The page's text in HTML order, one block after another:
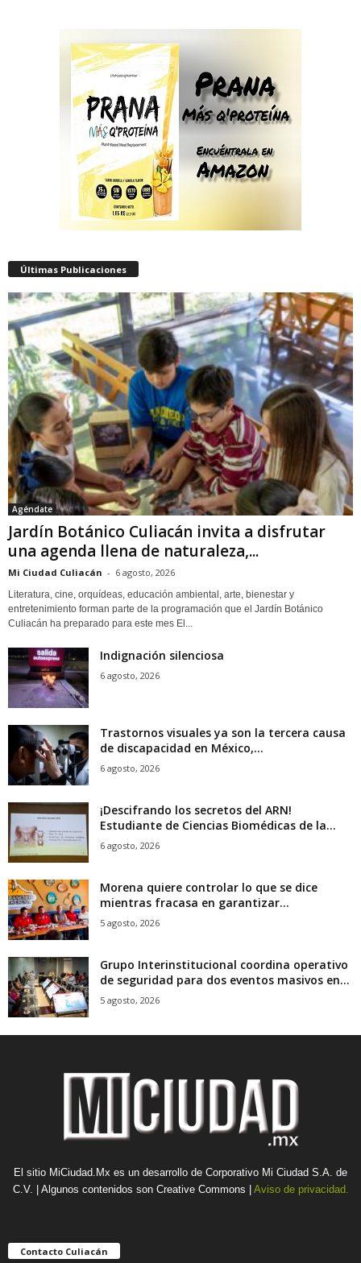
Últimas Publicaciones
Agéndate
Jardín Botánico Culiacán invita a disfrutar
una agenda llena de naturaleza,...
Mi Ciudad Culiacán - 6 agosto, 2026
Literatura, cine, orquídeas, educación ambiental, arte, bienestar y
entretenimiento forman parte de la programación que el Jardín Botánico
Culiacán ha preparado para este mes El...
Indignación silenciosa
6 agosto, 2026
Trastornos visuales ya son la tercera causa
de discapacidad en México,...
6 agosto, 2026
¡Descifrando los secretos del ARN!
Estudiante de Ciencias Biomédicas de la...
6 agosto, 2026
Morena quiere controlar lo que se dice
mientras fracasa en garantizar...
5 agosto, 2026
Grupo Interinstitucional coordina operativo
de seguridad para dos eventos masivos en...
5 agosto, 2026
El sitio MiCiudad.Mx es un desarrollo de Corporativo Mi Ciudad S.A. de
C.V. | Algunos contenidos son Creative Commons | Aviso de privacidad.
Contacto Culiacán